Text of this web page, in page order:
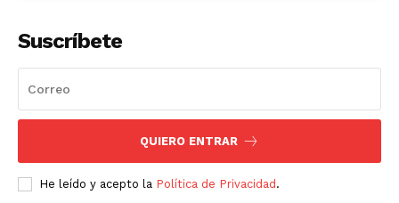
Suscríbete
QUIERO ENTRAR
He leído y acepto la Política de Privacidad .